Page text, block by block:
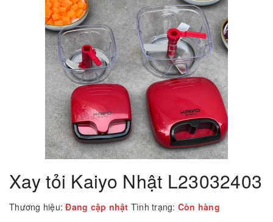
Xay tỏi Kaiyo Nhật L23032403
Thương hiệu: Đang cập nhật Tình trạng: Còn hàng